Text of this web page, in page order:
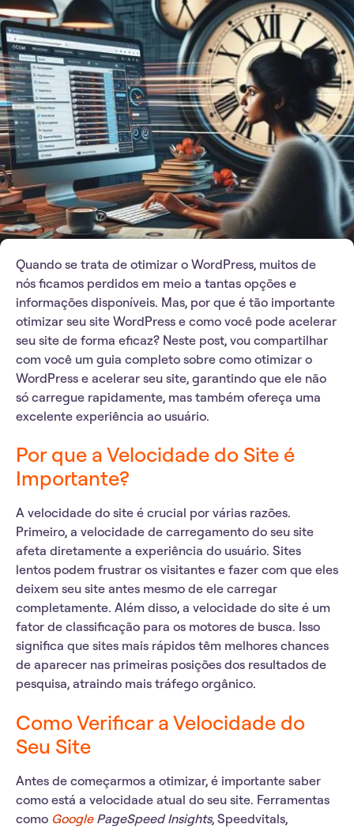
Quando se trata de otimizar o WordPress, muitos de
nós ficamos perdidos em meio a tantas opções e
informações disponíveis. Mas, por que é tão importante
otimizar seu site WordPress e como você pode acelerar
seu site de forma eficaz? Neste post, vou compartilhar
com você um guia completo sobre como otimizar o
WordPress e acelerar seu site, garantindo que ele não
só carregue rapidamente, mas também ofereça uma
excelente experiência ao usuário.
Por que a Velocidade do Site é
Importante?
A velocidade do site é crucial por várias razões.
Primeiro, a velocidade de carregamento do seu site
afeta diretamente a experiência do usuário. Sites
lentos podem frustrar os visitantes e fazer com que eles
deixem seu site antes mesmo de ele carregar
completamente. Além disso, a velocidade do site é um
fator de classificação para os motores de busca. Isso
significa que sites mais rápidos têm melhores chances
de aparecer nas primeiras posições dos resultados de
pesquisa, atraindo mais tráfego orgânico.
Como Verificar a Velocidade do
Seu Site
Antes de começarmos a otimizar, é importante saber
como está a velocidade atual do seu site. Ferramentas
como GooglePageSpeed Insights, Speedvitals,